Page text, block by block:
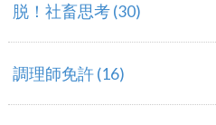
脱！社畜思考(30)
調理師免許(16)